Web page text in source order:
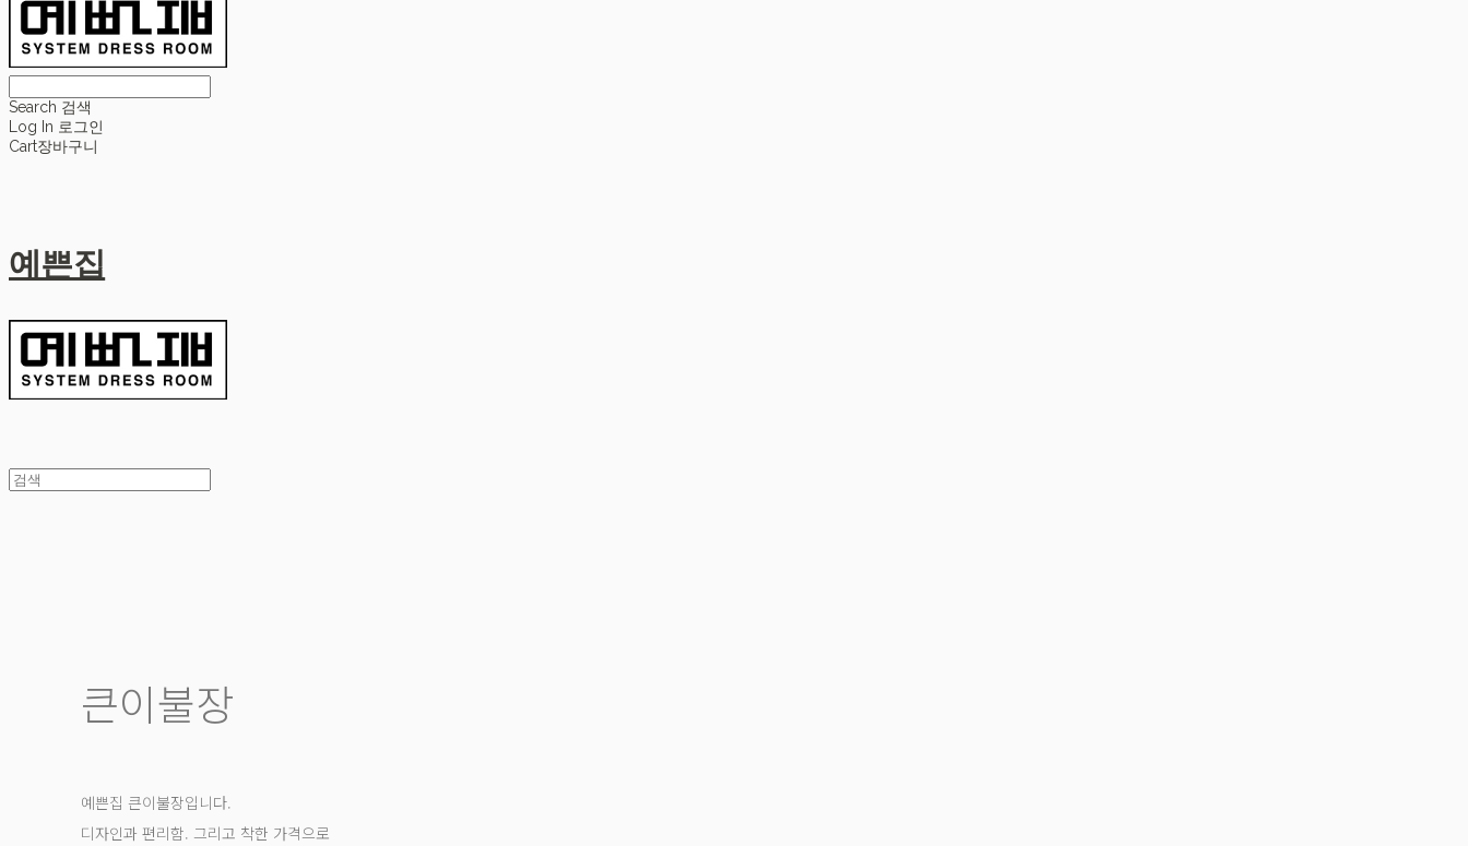
Search 검색
Log In 로그인
Cart장바구니
예쁜집
큰이불장
예쁜집 큰이불장입니다.
디자인과 편리함. 그리고 착한 가격으로